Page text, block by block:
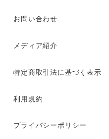
お問い合わせ
メディア紹介
特定商取引法に基づく表示
利用規約
プライバシーポリシー